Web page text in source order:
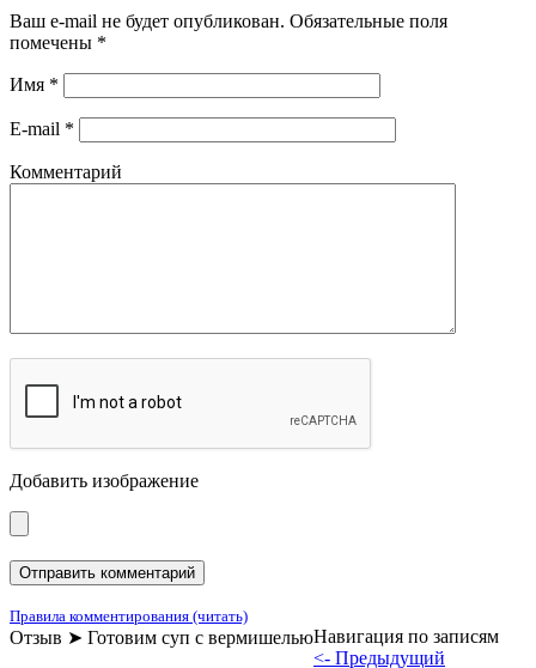
Ваш e-mail не будет опубликован. Обязательные поля
помечены *
Имя *
E-mail *
Комментарий
Добавить изображение
Правила комментирования (читать)
Отзыв ➤ Готовим суп с вермишельюНавигация по записям
<- Предыдущий